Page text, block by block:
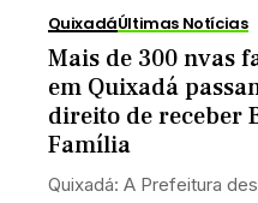
QuixadáÚltimas Notícias
Mais de 300 nvas
em Quixadá
direito de receber
Família
Quixadá: A Prefeitura